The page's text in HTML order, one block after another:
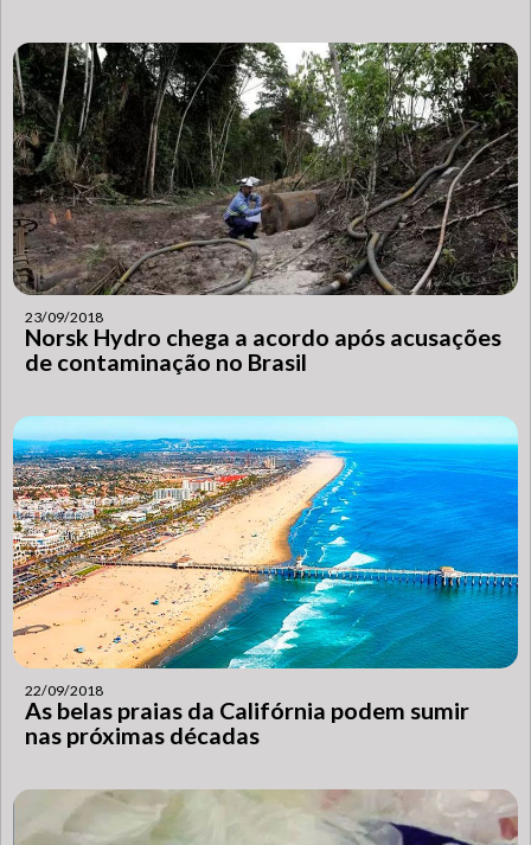
23/09/2018
Norsk Hydro chega a acordo após acusações
de contaminação no Brasil
22/09/2018
As belas praias da Califórnia podem sumir
nas próximas décadas
SIC Físico
Fale Conosco